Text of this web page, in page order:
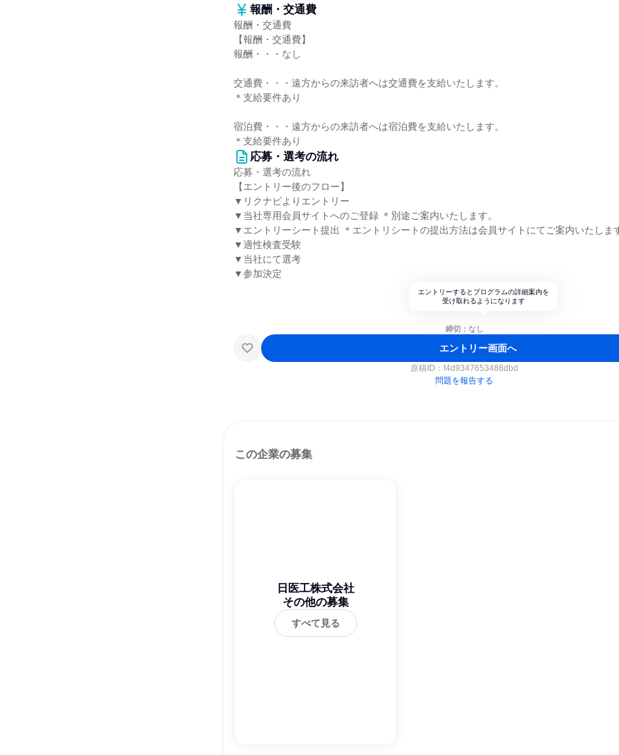
報酬・交通費
報酬・交通費
【報酬・交通費】
報酬・・・なし
交通費・・・遠方からの来訪者へは交通費を支給いたします。
＊支給要件あり
宿泊費・・・遠方からの来訪者へは宿泊費を支給いたします。
＊支給要件あり
応募・選考の流れ
応募・選考の流れ
【エントリー後のフロー】
▼リクナビよりエントリー
▼当社専用会員サイトへのご登録 ＊別途ご案内いたします。
▼エントリーシート提出 ＊エントリシートの提出方法は会員サイトにてご案内いたしま
▼適性検査受験
▼当社にて選考
▼参加決定
エントリーするとプログラムの詳細案内を
受け取れるようになります
締切：なし
エントリー画面へ
原稿ID： f4d9347653488dbd
問題を報告する
この企業の募集
日医工株式会社
その他の募集
すべて見る